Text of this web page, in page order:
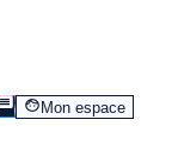
Mon espace